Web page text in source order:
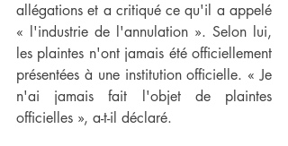
allégations et a critiqué ce qu'il a appelé
« l'industrie de l'annulation ». Selon lui,
les plaintes n'ont jamais été officiellement
présentées à une institution officielle. « Je
n'ai jamais fait l'objet de plaintes
officielles », a-t-il déclaré.